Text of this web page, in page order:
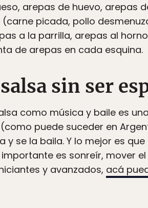
arepas de huevo,
picada, pollo
a la parrilla, arepas al
de arepas en cada esquina.
sin ser
como música y baile es
(como puede suceder en
y se la baila. Y lo mejor es
es sonreír, mover
y avanzados, acá